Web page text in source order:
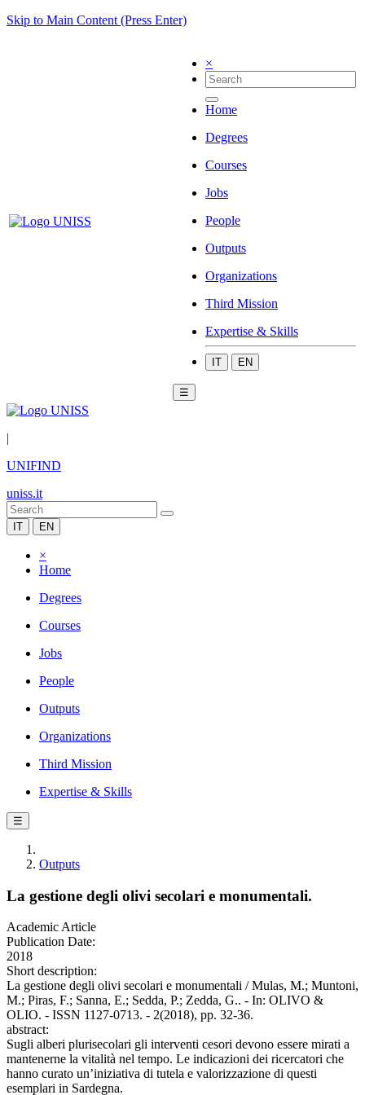
Skip to Main Content (Press Enter)
×
Home
Degrees
Courses
Jobs
People
Outputs
Organizations
Third Mission
Expertise & Skills
IT EN
☰
|
UNIFIND
uniss.it
IT EN
×
Home
Degrees
Courses
Jobs
People
Outputs
Organizations
Third Mission
Expertise & Skills
☰
Outputs
La gestione degli olivi secolari e monumentali.
Academic Article
Publication Date:
2018
Short description:
La gestione degli olivi secolari e monumentali / Mulas, M.; Muntoni,
M.; Piras, F.; Sanna, E.; Sedda, P.; Zedda, G.. - In: OLIVO &
OLIO. - ISSN 1127-0713. - 2(2018), pp. 32-36.
abstract:
Sugli alberi plurisecolari gli interventi cesori devono essere mirati a
mantenerne la vitalità nel tempo. Le indicazioni dei ricercatori che
hanno curato un’iniziativa di tutela e valorizzazione di questi
esemplari in Sardegna.